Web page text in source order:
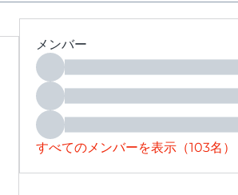
メンバー
すべてのメンバーを表示（103名）